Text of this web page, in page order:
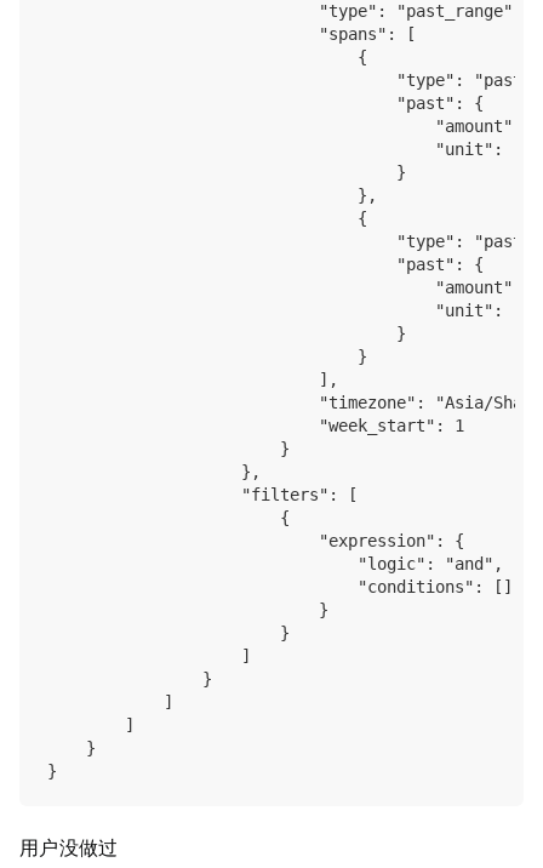
                            "type": "past_range",
                            "spans": [
                                {
                                    "type": "past",
                                    "past": {
"amount":
"unit":
                                    }
                                },
                                {
                                    "type": "past",
                                    "past": {
"amount":
"unit":
                                    }
                                }
                            ],
"timezone": "Asia/
                            "week_start": 1
                        }
                    },
                    "filters": [
                        {
                            "expression": {
                                "logic": "and",
                                "conditions": []
                            }
                        }
                    ]
                }
            ]
        ]
    }
用户没做过